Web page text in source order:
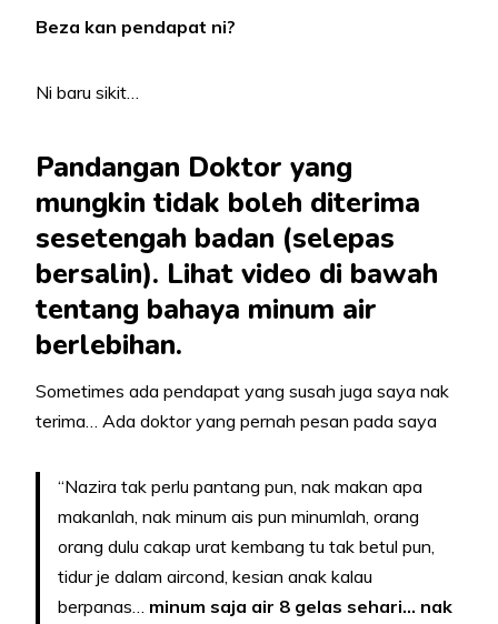
Beza kan pendapat ni?
Ni baru sikit…
Pandangan Doktor yang
mungkin tidak boleh diterima
sesetengah badan (selepas
bersalin). Lihat video di bawah
tentang bahaya minum air
berlebihan.
Sometimes ada pendapat yang susah juga saya nak
terima… Ada doktor yang pernah pesan pada saya
“Nazira tak perlu pantang pun, nak makan apa
makanlah, nak minum ais pun minumlah, orang
orang dulu cakap urat kembang tu tak betul pun,
tidur je dalam aircond, kesian anak kalau
berpanas… minum saja air 8 gelas sehari… nak